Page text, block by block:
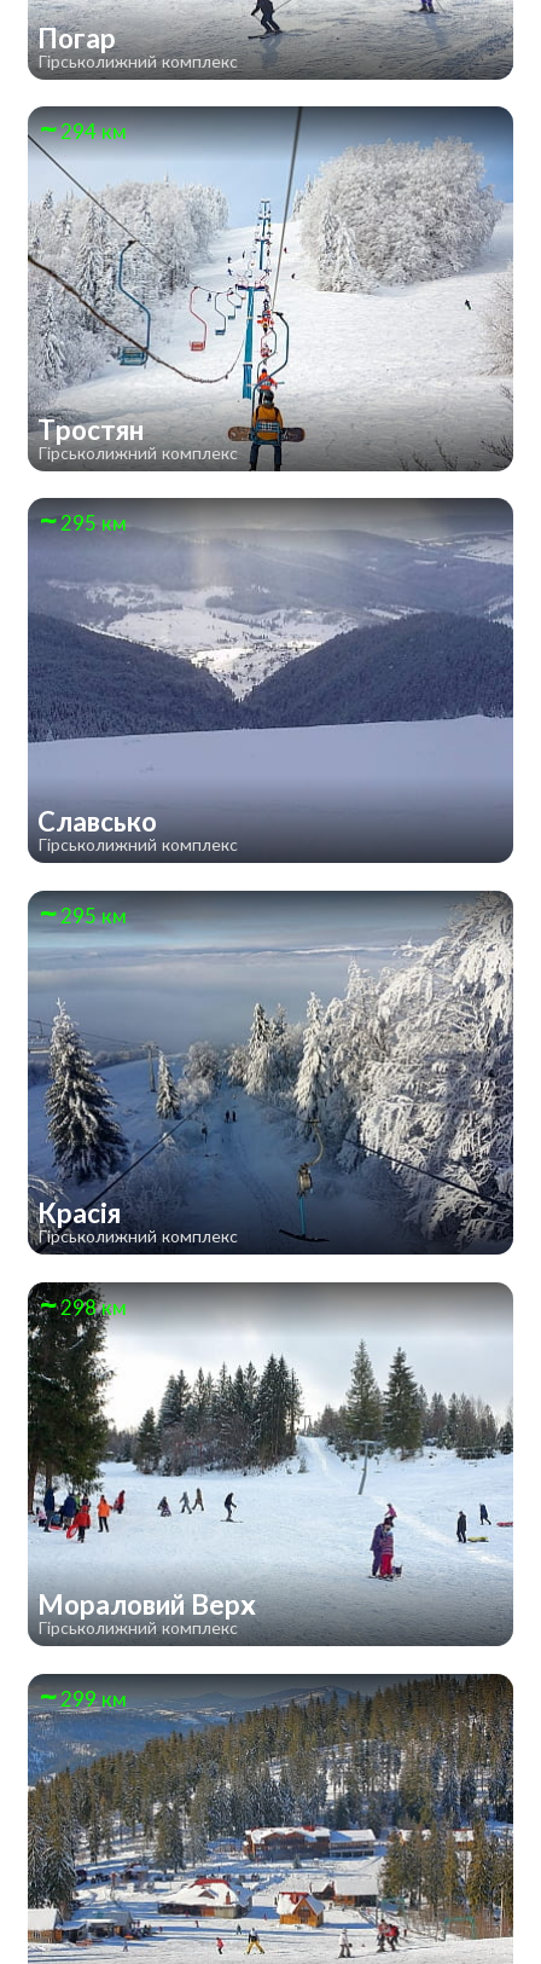
Погар
Гірськолижний комплекс
294 км
Тростян
Гірськолижний комплекс
295 км
Славсько
Гірськолижний комплекс
295 км
Красія
Гірськолижний комплекс
298 км
Мораловий Верх
Гірськолижний комплекс
299 км